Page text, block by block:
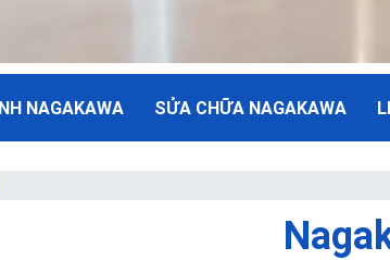
ĐIỆN MÁY VN
& BẢO HÀNH
NAGAKAWA SỬA CHỮA NAGAKAWA